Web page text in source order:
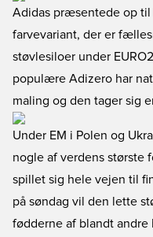
Adidas præsentede op
farvevariant, der er
støvlesiloer under
populære Adizero har
maling og den tager sig
Under EM i Polen og
nogle af verdens største
spillet sig hele vejen til
på søndag vil den lette
fødderne af blandt andre